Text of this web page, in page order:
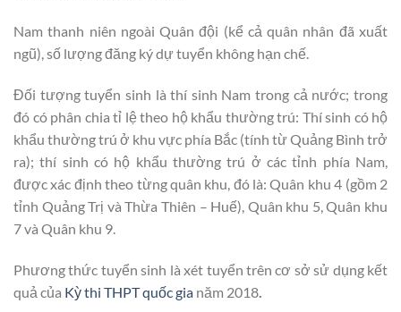
Nam thanh niên ngoài Quân đội (kể cả quân nhân đã xuất
ngũ), số lượng đăng ký dự tuyển không hạn chế.
Đối tượng tuyển sinh là thí sinh Nam trong cả nước; trong
đó có phân chia tỉ lệ theo hộ khẩu thường trú: Thí sinh có hộ
khẩu thường trú ở khu vực phía Bắc (tính từ Quảng Bình trở
ra); thí sinh có hộ khẩu thường trú ở các tỉnh phía Nam,
được xác định theo từng quân khu, đó là: Quân khu 4 (gồm 2
tỉnh Quảng Trị và Thừa Thiên – Huế), Quân khu 5, Quân khu
7 và Quân khu 9.
Phương thức tuyển sinh là xét tuyển trên cơ sở sử dụng kết
quả của Kỳ thi THPT quốc gia năm 2018.